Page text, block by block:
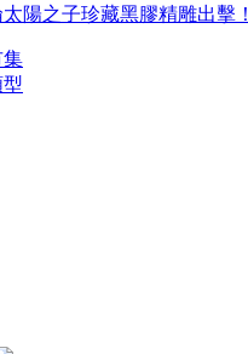
陽之子珍藏黑膠精雕出擊！
集